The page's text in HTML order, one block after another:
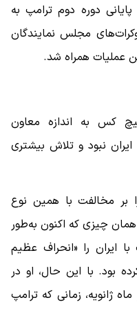
دوره دوم ترامپ به
مجلس نمایندگان
عملیات همراه شد.
کس به اندازه معاون
نبود و تلاش بیشتری
مخالفت با همین نوع
همان چیزی که اکنون به‌طور
ایران را «انحراف عظیم
بود. با این حال، او در
ژانویه، زمانی که ترامپ